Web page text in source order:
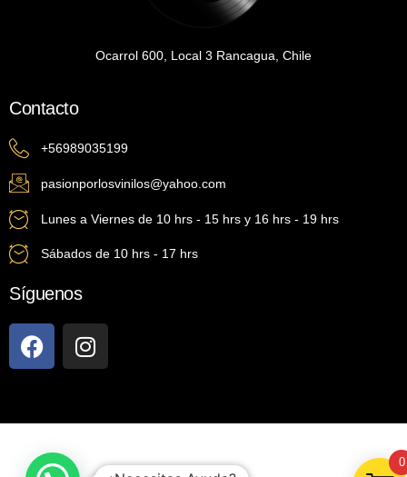
Ocarrol 600, Local 3 Rancagua, Chile
Contacto
+56989035199
pasionporlosvinilos@yahoo.com
Lunes a Viernes de 10 hrs - 15 hrs y 16 hrs - 19 hrs
Sábados de 10 hrs - 17 hrs
Síguenos
0